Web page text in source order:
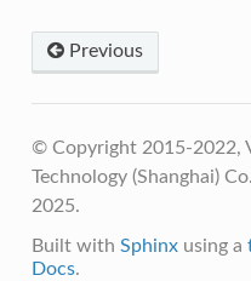
Previous
© Copyright 2015-2022,
Technology (Shanghai)
2025.
Built with Sphinxusing a
Docs.